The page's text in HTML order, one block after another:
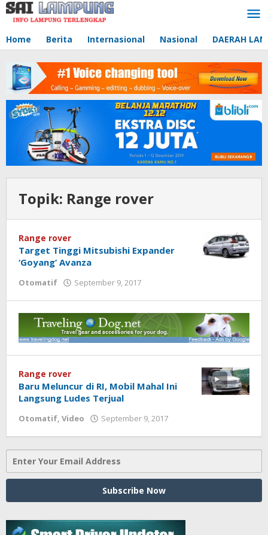
Lewati
Home Berita Internasional Nasional DAERAH
Topik: Range rover
Range rover
Target Tinggi Mitsubishi Expander
‘Goyang’ Avanza
Otomatif September 9, 2017
Range rover
Baru Meluncur di RI, Mobil Mahal Ini
Langsung Ludes Terjual
Otomatif, Video September 9, 2017